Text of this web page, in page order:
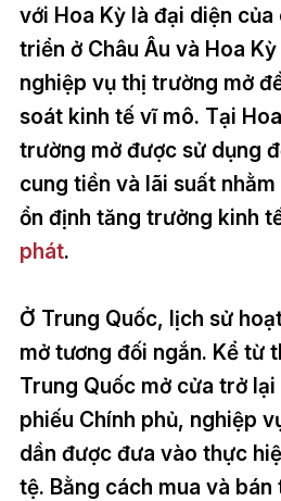
với Hoa Kỳ là đại diện
triển ở Châu Âu và Hoa
nghiệp vụ thị trường mở
soát kinh tế vĩ mô. Tại
trường mở được sử dụng
cung tiền và lãi suất
ổn định tăng trưởng kinh
phát.
Ở Trung Quốc, lịch sử
mở tương đối ngắn. Kể từ
Trung Quốc mở cửa trở
phiếu Chính phủ, nghiệp
dần được đưa vào thực
tệ. Bằng cách mua và